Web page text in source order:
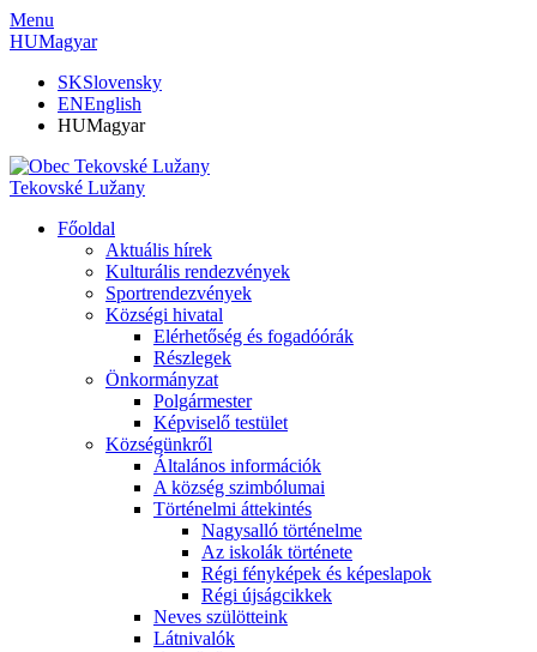
Menu
HUMagyar
SKSlovensky
ENEnglish
HUMagyar
Tekovské Lužany
Főoldal
Aktuális hírek
Kulturális rendezvények
Sportrendezvények
Községi hivatal
Elérhetőség és fogadóórák
Részlegek
Önkormányzat
Polgármester
Képviselő testület
Községünkről
Általános információk
A község szimbólumai
Történelmi áttekintés
Nagysalló történelme
Az iskolák története
Régi fényképek és képeslapok
Régi újságcikkek
Neves szülötteink
Látnivalók